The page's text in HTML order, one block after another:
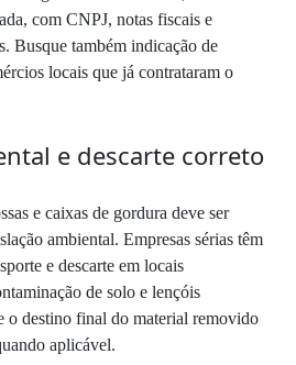
com CNPJ, notas fiscais e
Busque também indicação de
locais que já contrataram o
e descarte correto
e caixas de gordura deve ser
ambiental. Empresas sérias têm
e descarte em locais
de solo e lençóis
o destino final do material removido
aplicável.